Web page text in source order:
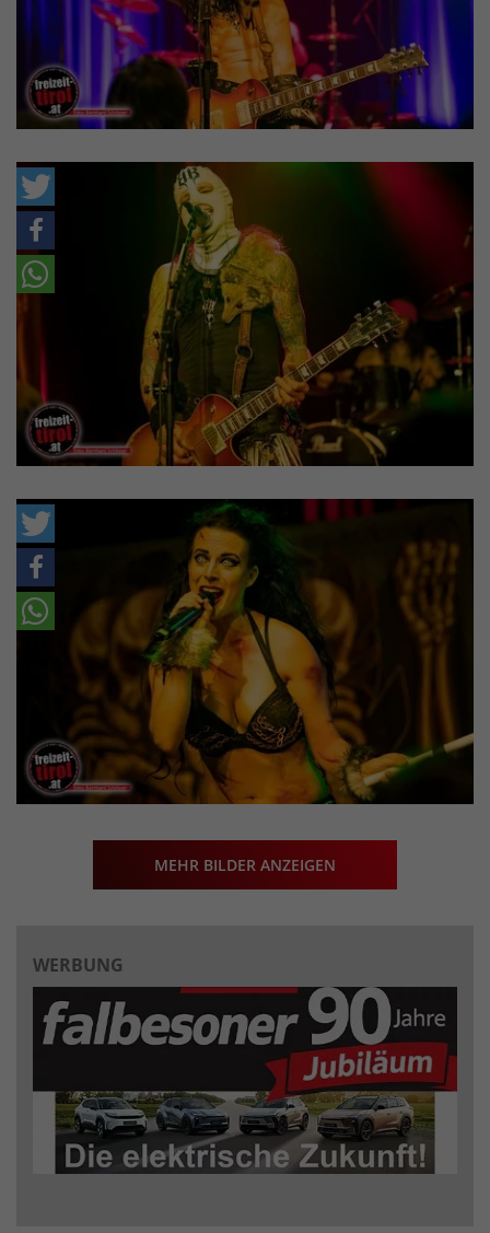
MEHR BILDER ANZEIGEN
WERBUNG